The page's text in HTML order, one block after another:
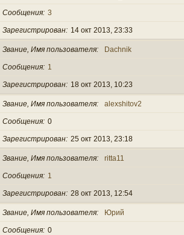
Сообщения 3
Зарегистрирован 14 окт 2013, 23:33
Звание, Имя пользователя Dachnik
Сообщения 1
Зарегистрирован 18 окт 2013, 10:23
Звание, Имя пользователя alexshitov2
Сообщения 0
Зарегистрирован 25 окт 2013, 23:18
Звание, Имя пользователя ritta11
Сообщения 1
Зарегистрирован 28 окт 2013, 12:54
Звание, Имя пользователя Юрий
Сообщения 0